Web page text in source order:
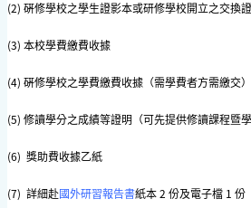
(2) 硏修學校之學生證影本或研修學校開立之交換
(3) 本校學費繳費收據
(4) 硏修學校之學費繳費收據（需學費者方需繳交）
(5) 修讀學分之成績等證明（可先提供修讀課程暨學
(6) 獎助費收據乙紙
(7) 詳細赴國外研習報告書紙本 2 份及電子檔 1 份